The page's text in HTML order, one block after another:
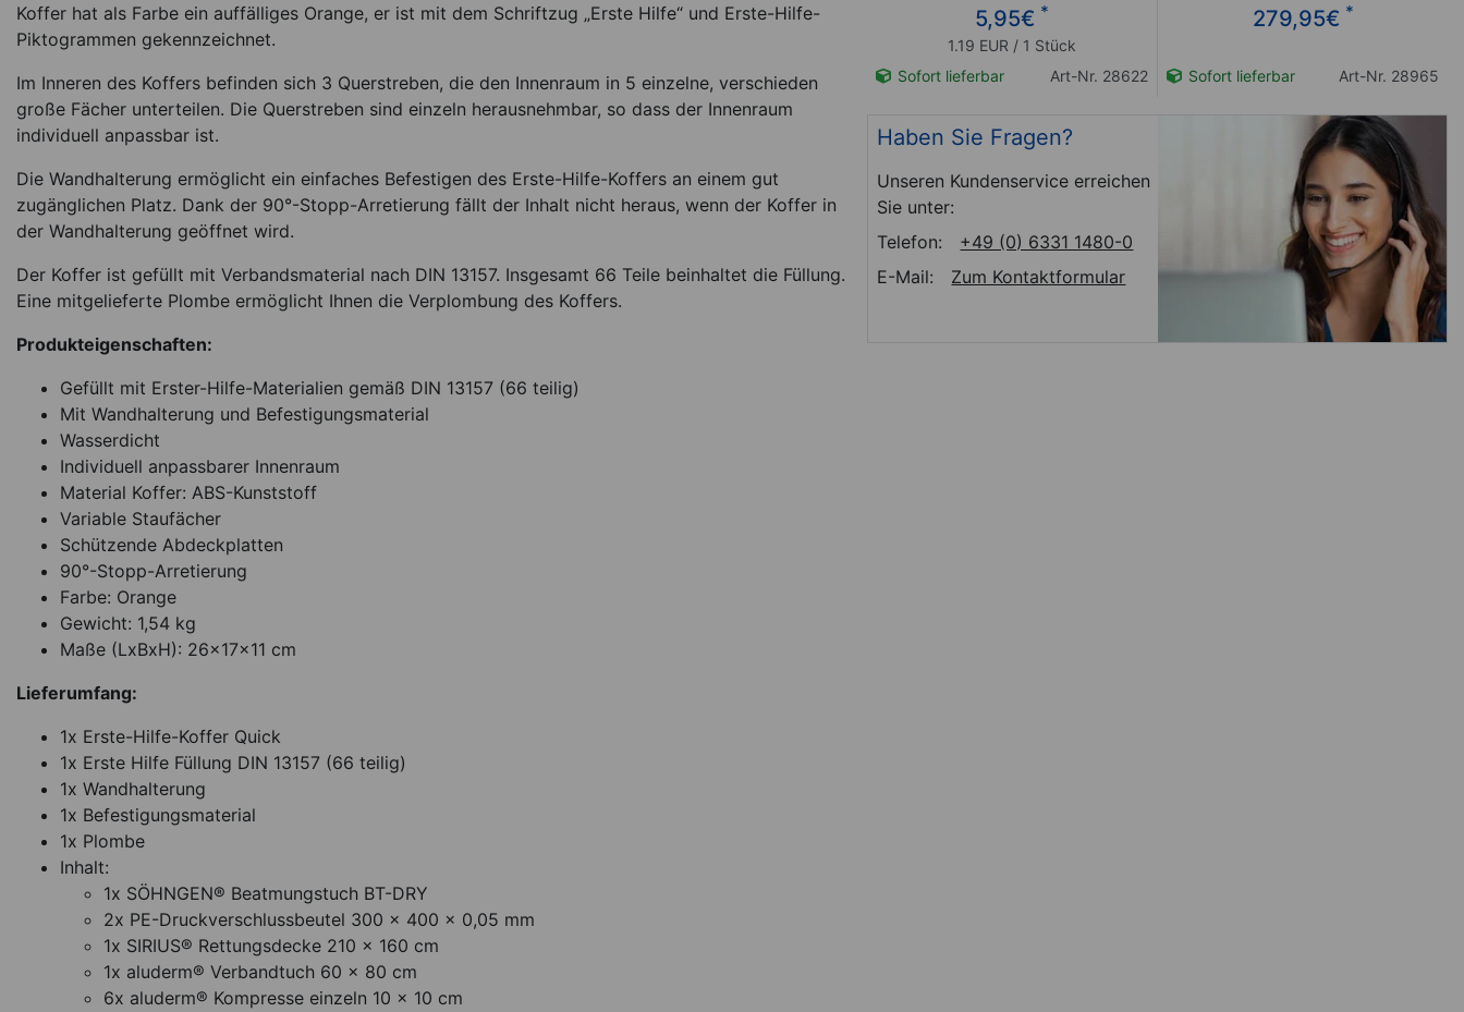
Koffer hat als Farbe ein auffälliges Orange, er ist mit dem Schriftzug „Erste Hilfe“ und Erste-Hilfe-
Piktogrammen gekennzeichnet.
Im Inneren des Koffers befinden sich 3 Querstreben, die den Innenraum in 5 einzelne, verschieden
große Fächer unterteilen. Die Querstreben sind einzeln herausnehmbar, so dass der Innenraum
individuell anpassbar ist.
Die Wandhalterung ermöglicht ein einfaches Befestigen des Erste-Hilfe-Koffers an einem gut
zugänglichen Platz. Dank der 90°-Stopp-Arretierung fällt der Inhalt nicht heraus, wenn der Koffer in
der Wandhalterung geöffnet wird.
Der Koffer ist gefüllt mit Verbandsmaterial nach DIN 13157. Insgesamt 66 Teile beinhaltet die Füllung.
Eine mitgelieferte Plombe ermöglicht Ihnen die Verplombung des Koffers.
Produkteigenschaften:
Gefüllt mit Erster-Hilfe-Materialien gemäß DIN 13157 (66 teilig)
Mit Wandhalterung und Befestigungsmaterial
Wasserdicht
Individuell anpassbarer Innenraum
Material Koffer: ABS-Kunststoff
Variable Staufächer
Schützende Abdeckplatten
90°-Stopp-Arretierung
Farbe: Orange
Gewicht: 1,54 kg
Maße (LxBxH): 26x17x11 cm
Lieferumfang:
1x Erste-Hilfe-Koffer Quick
1x Erste Hilfe Füllung DIN 13157 (66 teilig)
1x Wandhalterung
1x Befestigungsmaterial
1x Plombe
Inhalt:
1x SÖHNGEN® Beatmungstuch BT-DRY
2x PE-Druckverschlussbeutel 300 x 400 x 0,05 mm
1x SIRIUS® Rettungsdecke 210 x 160 cm
1x aluderm® Verbandtuch 60 x 80 cm
6x aluderm® Kompresse einzeln 10 x 10 cm
49,94 € *
Sofort lieferbar
Art-Nr. 28730
9,95€ *
Sofort lieferbar
Art-Nr. 28624
5,95€ *
1.19 EUR / 1 Stück
Sofort lieferbar
Art-Nr. 28622
279,95€ *
Sofort lieferbar Art-Nr. 28965
Haben Sie Fragen?
Unseren Kundenservice erreichen
Sie unter:
Telefon:
+49 (0) 6331 1480-0
E-Mail:
Zum Kontaktformular